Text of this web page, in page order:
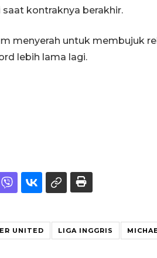
kontraknya berakhir.
menyerah untuk membujuk
lebih lama lagi.
UNITED LIGA INGGRIS